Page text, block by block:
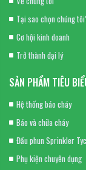
Tại sao chọn chúng
Cơ hội kinh doanh
Trở thành đại lý
SẢN PHẨM TIÊU
Hệ thống báo cháy
Báo và chữa cháy
Đầu phun Sprinkler
Phụ kiện chuyên dụng